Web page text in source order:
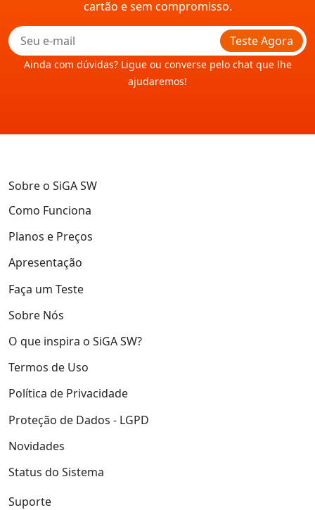
cartão e sem compromisso.
Teste Agora
Ainda com dúvidas? Ligue ou converse pelo chat que lhe
ajudaremos!
Sobre o SiGA SW
Como Funciona
Planos e Preços
Apresentação
Faça um Teste
Sobre Nós
O que inspira o SiGA SW?
Termos de Uso
Política de Privacidade
Proteção de Dados - LGPD
Novidades
Status do Sistema
Suporte